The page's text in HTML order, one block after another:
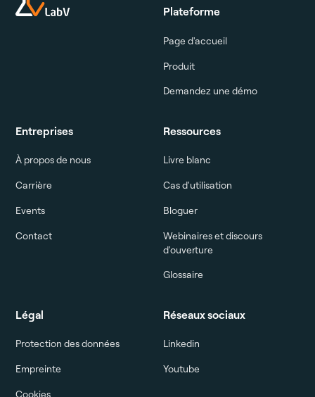
Plateforme
Page d'accueil
Produit
Demandez une démo
Entreprises
À propos de nous
Carrière
Events
Contact
Ressources
Livre blanc
Cas d'utilisation
Bloguer
Webinaires et discours
d'ouverture
Glossaire
Légal
Protection des données
Empreinte
Cookies
Réseaux sociaux
Linkedin
Youtube